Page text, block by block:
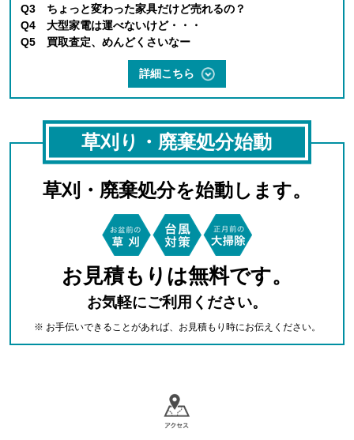
Q3 ちょっと変わった家具だけど売れるの？
Q4 大型家電は運べないけど・・・
Q5 買取査定、めんどくさいなー
詳細こちら
草刈り・廃棄処分始動
草刈・廃棄処分を始動します。
お見積もりは無料です。
お気軽にご利用ください。
※ お手伝いできることがあれば、お見積もり時にお伝えください。